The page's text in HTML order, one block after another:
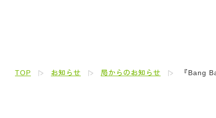
TOP お知らせ 局からのお知らせ 『Bang